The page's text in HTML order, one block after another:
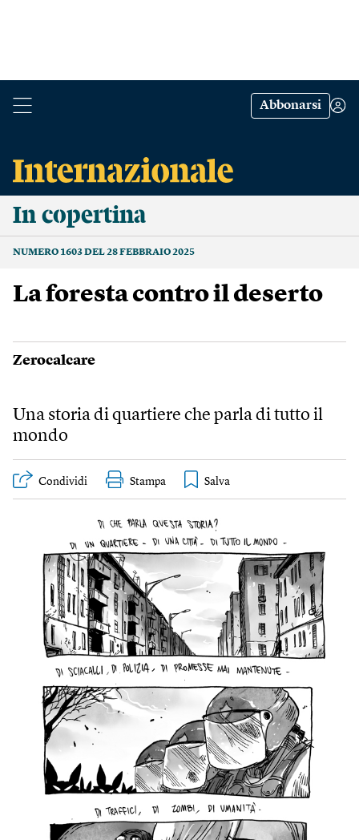
Abbonarsi
In copertina
NUMERO 1603 DEL 28 FEBBRAIO 2025
La foresta contro il deserto
Zerocalcare
Una storia di quartiere che parla di tutto il
mondo
Condividi Stampa